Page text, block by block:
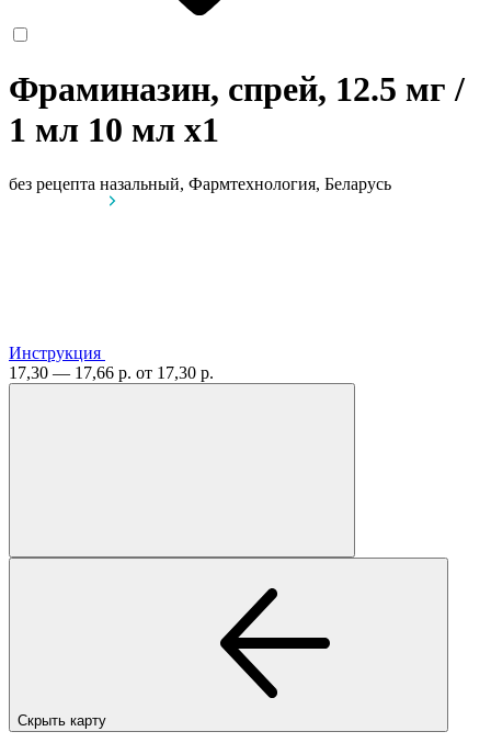
Фраминазин, спрей, 12.5 мг /
1 мл 10 мл x1
без рецепта назальный, Фармтехнология, Беларусь
Инструкция
17,30 — 17,66 р. от 17,30 р.
Скрыть карту